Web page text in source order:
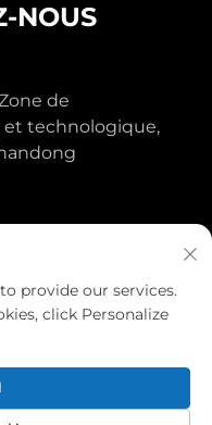
NOUS
de
technologique,
Manufacturing Co., Ltd. |
provide our services.
click Personalize